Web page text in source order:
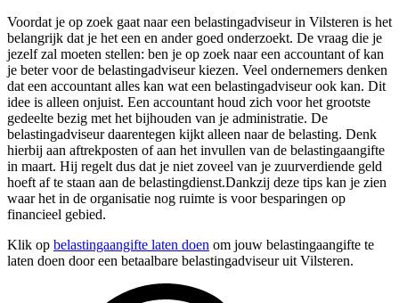
Voordat je op zoek gaat naar een belastingadviseur in Vilsteren is het
belangrijk dat je het een en ander goed onderzoekt. De vraag die je
jezelf zal moeten stellen: ben je op zoek naar een accountant of kan
je beter voor de belastingadviseur kiezen. Veel ondernemers denken
dat een accountant alles kan wat een belastingadviseur ook kan. Dit
idee is alleen onjuist. Een accountant houd zich voor het grootste
gedeelte bezig met het bijhouden van je administratie. De
belastingadviseur daarentegen kijkt alleen naar de belasting. Denk
hierbij aan aftrekposten of aan het invullen van de belastingaangifte
in maart. Hij regelt dus dat je niet zoveel van je zuurverdiende geld
hoeft af te staan aan de belastingdienst.Dankzij deze tips kan je zien
waar het in de organisatie nog ruimte is voor besparingen op
financieel gebied.
Klik op belastingaangifte laten doen om jouw belastingaangifte te
laten doen door een betaalbare belastingadviseur uit Vilsteren.